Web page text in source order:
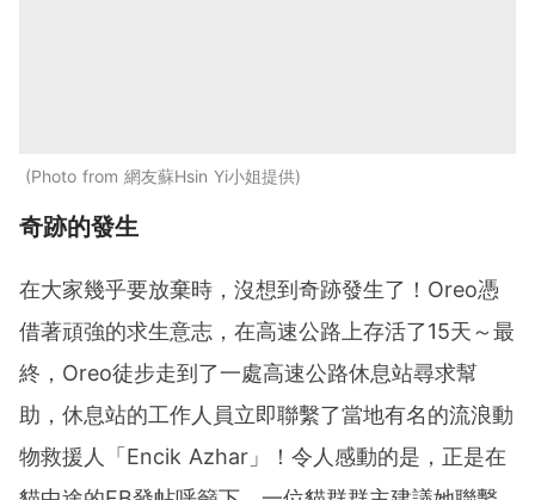
Photo from 網友蘇Hsin Yi小姐提供
奇跡的發生
在大家幾乎要放棄時，沒想到奇跡發生了！Oreo憑
借著頑強的求生意志，在高速公路上存活了15天～最
終，Oreo徒步走到了一處高速公路休息站尋求幫
助，休息站的工作人員立即聯繫了當地有名的流浪動
物救援人「Encik Azhar」！令人感動的是，正是在